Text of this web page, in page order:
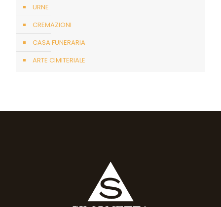
URNE
CREMAZIONI
CASA FUNERARIA
ARTE CIMITERIALE